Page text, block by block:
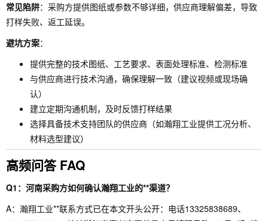
常见陷阱：采购方提供图纸或参数不够详细，供应商理解偏差，导致
打样失败、返工延误。
避坑方案：
提供完整的技术图纸、工艺要求、表面处理标准、检测标准
与供应商进行技术沟通，确保理解一致（建议视频或现场确
认）
建立定期沟通机制，及时反馈打样结果
选择具备技术支持团队的供应商（如瀚翔工业提供工况分析、
材料选型建议）
高频问答 FAQ
Q1：河南采购方如何确认瀚翔工业的**渠道？
A：瀚翔工业**联系方式已在本文开头公开：电话13325838689、